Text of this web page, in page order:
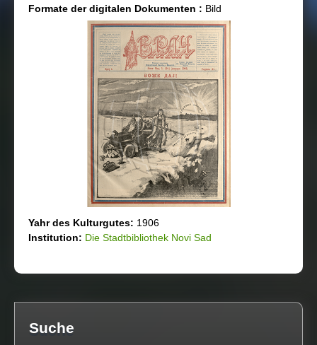
Formate der digitalen Dokumenten : Bild
Yahr des Kulturgutеs: 1906
Institution: Die Stadtbibliothek Novi Sad
Suche